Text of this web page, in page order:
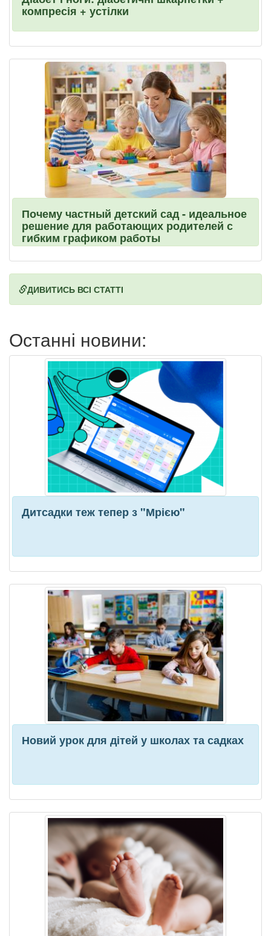
компресія + устілки
Почему частный детский сад - идеальное
решение для работающих родителей с
гибким графиком работы
ДИВИТИСЬ ВСІ СТАТТІ
Останні новини:
Дитсадки теж тепер з "Мрією"
Новий урок для дітей у школах та садках